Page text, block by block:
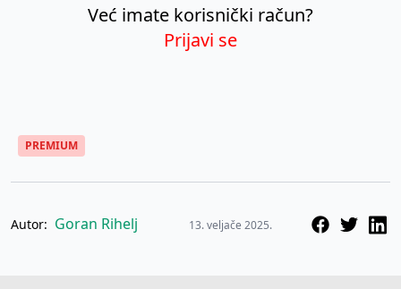
Već imate korisnički račun?
Prijavi se
PREMIUM
Autor: Goran Rihelj 13. veljače 2025.